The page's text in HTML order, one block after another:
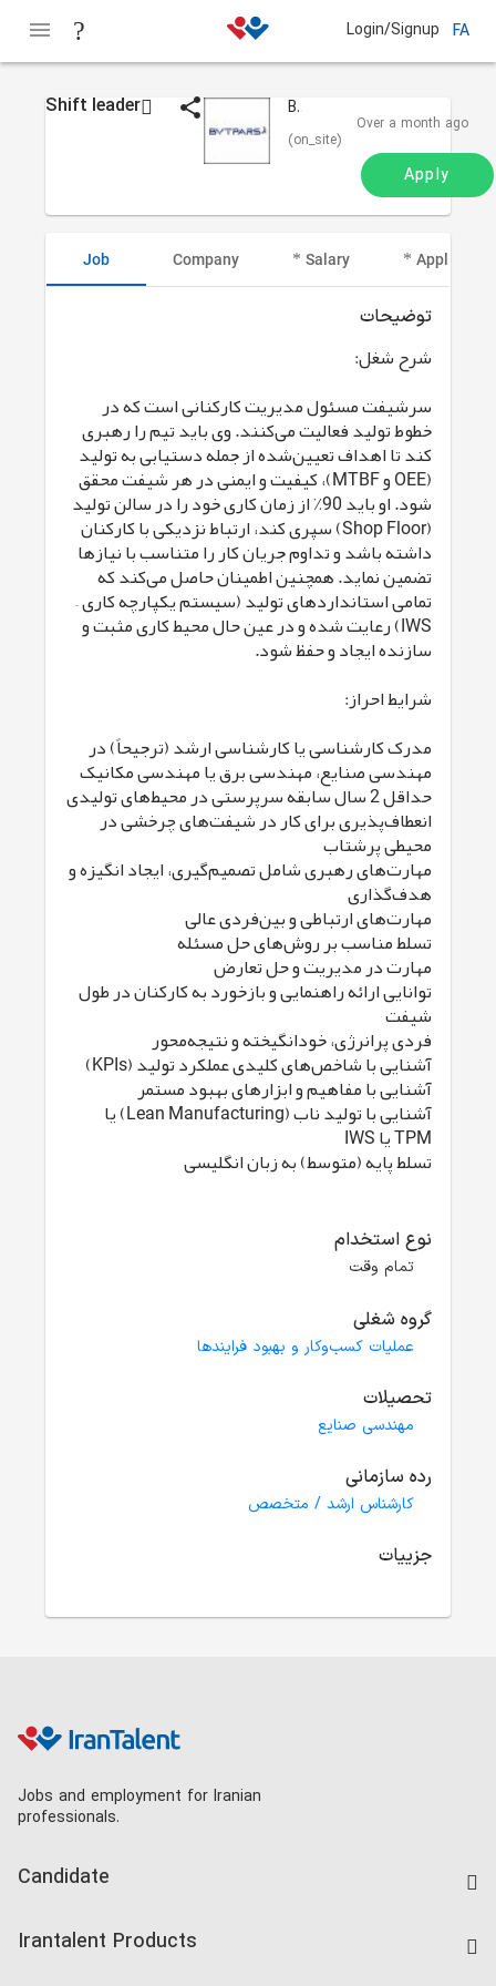
Login/Signup FA
Shift leader BVT Pars
(on_site)
Over a month ago
Apply
Job Company Salary Applicant
توضیحات
شرح شغل:
سرشیفت مسئول مدیریت کارکنانی است که در
خطوط تولید فعالیت می‌کنند. وی باید تیم را رهبری
کند تا اهداف تعیین‌شده از جمله دستیابی به تولید
(OEE و MTBF)، کیفیت و ایمنی در هر شیفت محقق
شود. او باید 90٪ از زمان کاری خود را در سالن تولید
(Shop Floor) سپری کند، ارتباط نزدیکی با کارکنان
داشته باشد و تداوم جریان کار را متناسب با نیازها
تضمین نماید. همچنین اطمینان حاصل می‌کند که
تمامی استانداردهای تولید (سیستم یکپارچه کاری –
IWS) رعایت شده و در عین حال محیط کاری مثبت و
سازنده ایجاد و حفظ شود.
شرایط احراز:
مدرک کارشناسی یا کارشناسی ارشد (ترجیحاً) در
مهندسی صنایع، مهندسی برق یا مهندسی مکانیک
حداقل 2 سال سابقه سرپرستی در محیط‌های تولیدی
انعطاف‌پذیری برای کار در شیفت‌های چرخشی در
محیطی پرشتاب
مهارت‌های رهبری شامل تصمیم‌گیری، ایجاد انگیزه و
هدف‌گذاری
مهارت‌های ارتباطی و بین‌فردی عالی
تسلط مناسب بر روش‌های حل مسئله
مهارت در مدیریت و حل تعارض
توانایی ارائه راهنمایی و بازخورد به کارکنان در طول
شیفت
فردی پرانرژی، خودانگیخته و نتیجه‌محور
آشنایی با شاخص‌های کلیدی عملکرد تولید (KPIs)
آشنایی با مفاهیم و ابزارهای بهبود مستمر
آشنایی با تولید ناب (Lean Manufacturing) یا
TPM یا IWS
تسلط پایه (متوسط) به زبان انگلیسی
نوع استخدام
تمام وقت
گروه شغلی
عملیات کسب‌وکار و بهبود فرایندها
تحصیلات
مهندسی صنایع
رده سازمانی
کارشناس ارشد / متخصص
جزییات
Jobs and employment for Iranian
professionals.
Candidate
Irantalent Products